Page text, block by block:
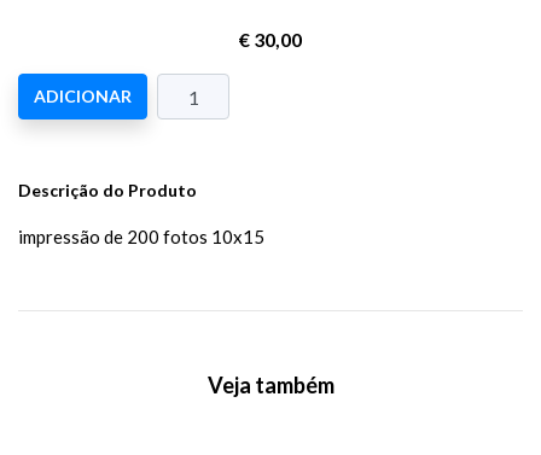
€ 30,00
ADICIONAR
Descrição do Produto
impressão de 200 fotos 10x15
Veja também